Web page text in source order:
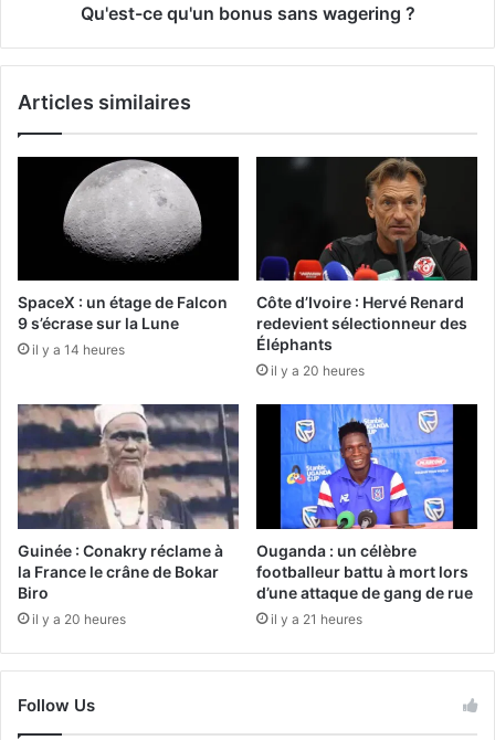
Qu'est-ce qu'un bonus sans wagering ?
Articles similaires
SpaceX : un étage de Falcon
9 s’écrase sur la Lune
il y a 14 heures
Côte d’Ivoire : Hervé Renard
redevient sélectionneur des
Éléphants
il y a 20 heures
Guinée : Conakry réclame à
la France le crâne de Bokar
Biro
il y a 20 heures
Ouganda : un célèbre
footballeur battu à mort lors
d’une attaque de gang de rue
il y a 21 heures
Follow Us